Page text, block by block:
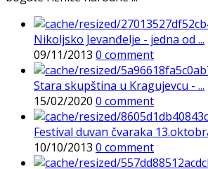
Nikoljsko Jevanđelje - jedna od ...
09/11/2013 0 comment
Stara skupština u Kragujevcu - ...
15/02/2020 0 comment
Festival duvan čvaraka
10/10/2013 0 comment